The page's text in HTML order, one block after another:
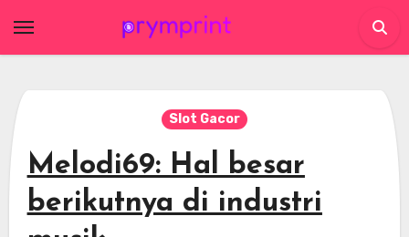
Slot Gacor
Melodi69: Hal besar
berikutnya di industri